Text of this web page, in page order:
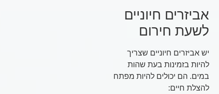
אביזרים חיוניים
לשעת חירום
יש אביזרים חיוניים שצריך
להיות בזמינות בעת שהות
במים. הם יכולים להיות מפתח
להצלת חיים: